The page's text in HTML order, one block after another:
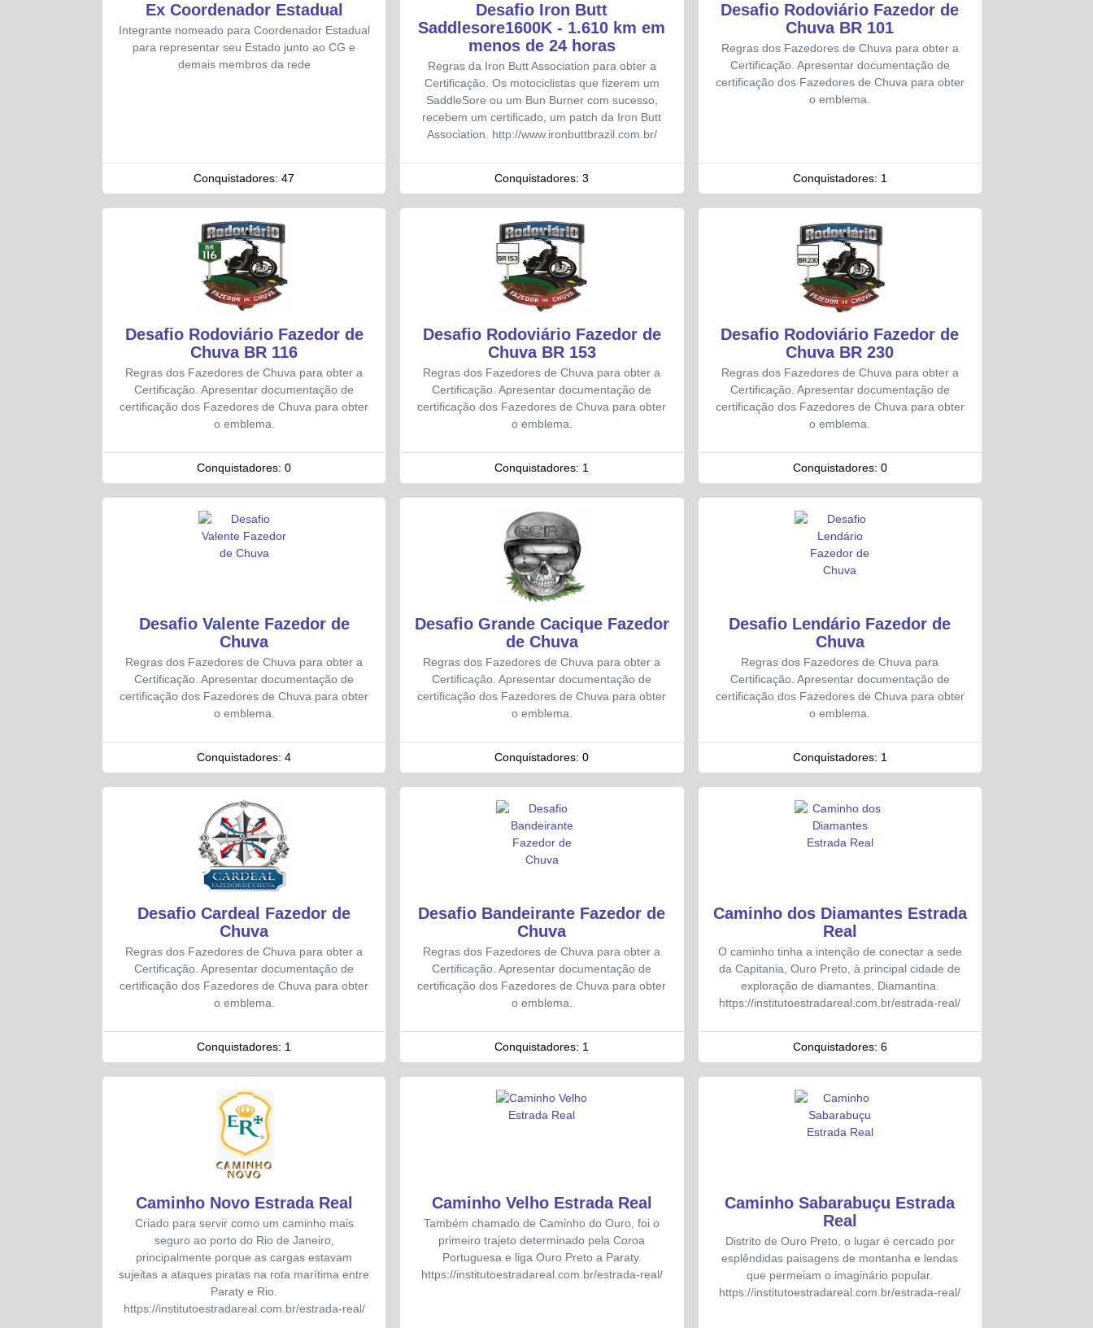
Ex Coordenador Estadual
Integrante nomeado para Coordenador Estadual
para representar seu Estado junto ao CG e
demais membros da rede
Conquistadores:47
Desafio Iron Butt
Saddlesore1600K - 1.610 km em
menos de 24 horas
Regras da Iron Butt Association para obter a
Certificação. Os motociclistas que fizerem um
SaddleSore ou um Bun Burner com sucesso,
recebem um certificado, um patch da Iron Butt
Association. http://www.ironbuttbrazil.com.br/
Conquistadores:3
Desafio Rodoviário Fazedor de
Chuva BR 101
Regras dos Fazedores de Chuva para obter a
Certificação. Apresentar documentação de
certificação dos Fazedores de Chuva para obter
o emblema.
Conquistadores: 1
Desafio Rodoviário Fazedor de
Chuva BR 116
Regras dos Fazedores de Chuva para obter a
Certificação. Apresentar documentação de
certificação dos Fazedores de Chuva para obter
o emblema.
Conquistadores:0
Desafio Rodoviário Fazedor de
Chuva BR 153
Regras dos Fazedores de Chuva para obter a
Certificação. Apresentar documentação de
certificação dos Fazedores de Chuva para obter
o emblema.
Conquistadores: 1
Desafio Rodoviário Fazedor de
Chuva BR 230
Regras dos Fazedores de Chuva para obter a
Certificação. Apresentar documentação de
certificação dos Fazedores de Chuva para obter
o emblema.
Conquistadores: 0
Desafio Valente Fazedor de
Chuva
Regras dos Fazedores de Chuva para obter a
Certificação. Apresentar documentação de
certificação dos Fazedores de Chuva para obter
o emblema.
Conquistadores:4
Desafio Grande Cacique Fazedor
de Chuva
Regras dos Fazedores de Chuva para obter a
Certificação. Apresentar documentação de
certificação dos Fazedores de Chuva para obter
o emblema.
Conquistadores:0
Desafio Lendário Fazedor de
Chuva
Regras dos Fazedores de Chuva para
Certificação. Apresentar documentação de
certificação dos Fazedores de Chuva para obter
o emblema.
Conquistadores: 1
Desafio Cardeal Fazedor de
Chuva
Regras dos Fazedores de Chuva para obter a
Certificação. Apresentar documentação de
certificação dos Fazedores de Chuva para obter
o emblema.
Conquistadores: 1
Desafio Bandeirante Fazedor de
Chuva
Regras dos Fazedores de Chuva para obter a
Certificação. Apresentar documentação de
certificação dos Fazedores de Chuva para obter
o emblema.
Conquistadores: 1
Caminho dos Diamantes Estrada
Real
O caminho tinha a intenção de conectar a sede
da Capitania, Ouro Preto, à principal cidade de
exploração de diamantes, Diamantina.
https://institutoestradareal.com.br/estrada-real/
Conquistadores: 6
Caminho Novo Estrada Real
Criado para servir como um caminho mais
seguro ao porto do Rio de Janeiro,
principalmente porque as cargas estavam
sujeitas a ataques piratas na rota marítima entre
Paraty e Rio.
https://institutoestradareal.com.br/estrada-real/
Caminho Velho Estrada Real
Também chamado de Caminho do Ouro, foi o
primeiro trajeto determinado pela Coroa
Portuguesa e liga Ouro Preto a Paraty.
https://institutoestradareal.com.br/estrada-real/
Caminho Sabarabuçu Estrada
Real
Distrito de Ouro Preto, o lugar é cercado por
esplêndidas paisagens de montanha e lendas
que permeiam o imaginário popular.
https://institutoestradareal.com.br/estrada-real/